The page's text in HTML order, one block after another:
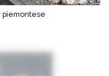
piemontese